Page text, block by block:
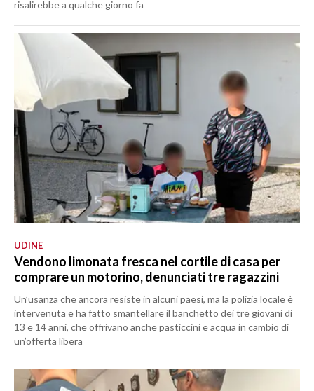
risalirebbe a qualche giorno fa
UDINE
Vendono limonata fresca nel cortile di casa per
comprare un motorino, denunciati tre ragazzini
Un’usanza che ancora resiste in alcuni paesi, ma la polizia locale è
intervenuta e ha fatto smantellare il banchetto dei tre giovani di
13 e 14 anni, che offrivano anche pasticcini e acqua in cambio di
un’offerta libera